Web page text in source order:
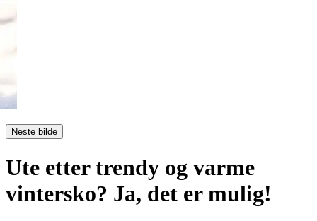
Neste bilde
Ute etter trendy og varme
vintersko? Ja, det er mulig!